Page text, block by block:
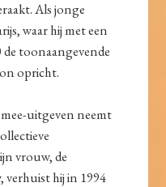
Als jonge
waar hij met een
toonaangevende
opricht.
uitgeven neemt
vrouw, de
verhuist hij in 1994